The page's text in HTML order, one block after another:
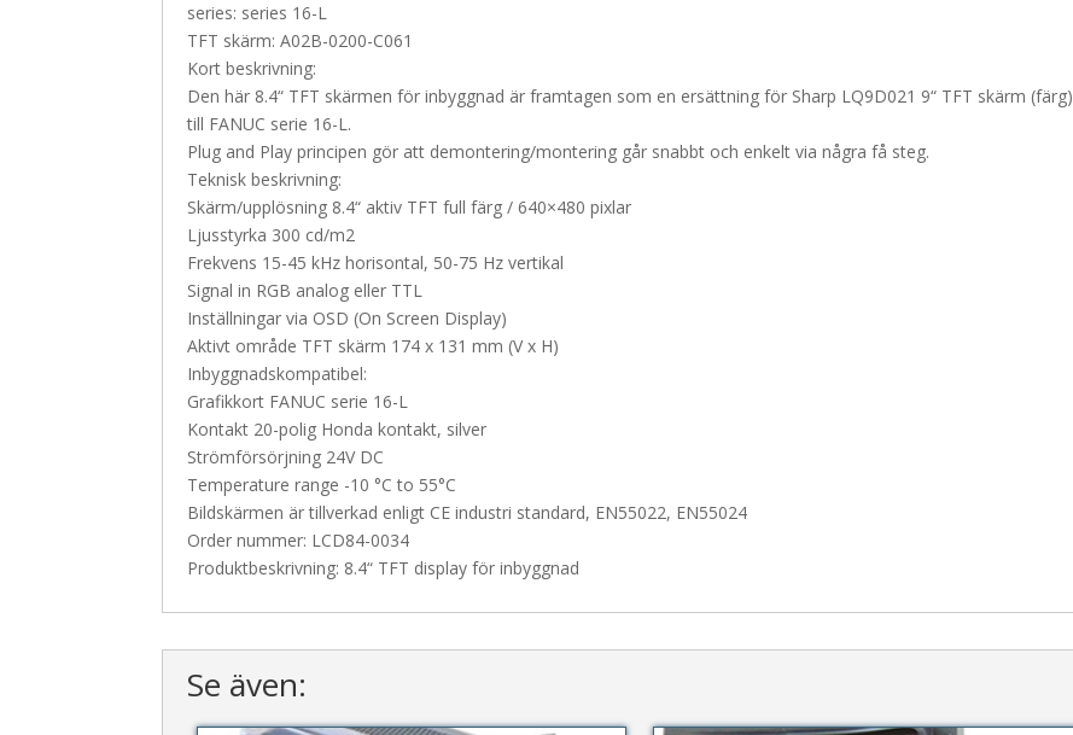
series: series 16-L
TFT skärm: A02B-0200-C061
Kort beskrivning:
Den här 8.4“ TFT skärmen för inbyggnad är framtagen som en ersättning för Sharp LQ9D021 9“ TFT skärm (färg)
till FANUC serie 16-L.
Plug and Play principen gör att demontering/montering går snabbt och enkelt via några få steg.
Teknisk beskrivning:
Skärm/upplösning 8.4“ aktiv TFT full färg / 640×480 pixlar
Ljusstyrka 300 cd/m2
Frekvens 15-45 kHz horisontal, 50-75 Hz vertikal
Signal in RGB analog eller TTL
Inställningar via OSD (On Screen Display)
Aktivt område TFT skärm 174 x 131 mm (V x H)
Inbyggnadskompatibel:
Grafikkort FANUC serie 16-L
Kontakt 20-polig Honda kontakt, silver
Strömförsörjning 24V DC
Temperature range -10 °C to 55°C
Bildskärmen är tillverkad enligt CE industri standard, EN55022, EN55024
Order nummer: LCD84-0034
Produktbeskrivning: 8.4“ TFT display för inbyggnad
Se även: